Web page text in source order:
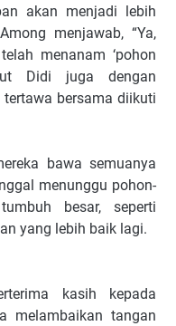
akan menjadi lebih
menjawab, “Ya,
menanam ‘pohon
Didi juga dengan
bersama diikuti
bawa semuanya
menunggu pohon-
besar, seperti
yang lebih baik lagi.
kasih kepada
melambaikan tangan